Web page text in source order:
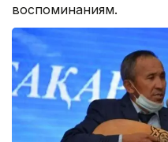
воспоминаниям.